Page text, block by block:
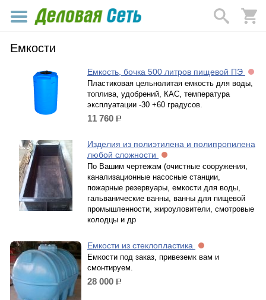
Емкости
Емкость, бочка 500 литров пищевой ПЭ
Пластиковая цельнолитая емкость для воды,
топлива, удобрений, КАС, температура
эксплуатации -30 +60 градусов.
11 760 р.
Изделия из полиэтилена и полипропилена
любой сложности
По Вашим чертежам (очистные сооружения,
канализационные насосные станции,
пожарные резервуары, емкости для воды,
гальванические ванны, ванны для пищевой
промышленности, жироуловители, смотровые
колодцы и др
Емкости из стеклопластика
Емкости под заказ, привеземк вам и
смонтируем.
28 000 р.